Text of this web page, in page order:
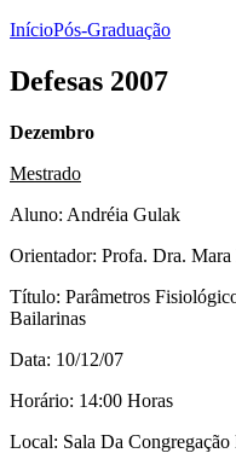
InícioPós-Graduação
Defesas 2007
Dezembro
Mestrado
Aluno: Andréia Gulak
Orientador: Profa. Dra.
Título: Parâmetros
Bailarinas
Data: 10/12/07
Horário: 14:00 Horas
Local: Sala Da Congregação